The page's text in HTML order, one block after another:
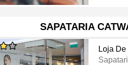
SAPATARIA
Loja